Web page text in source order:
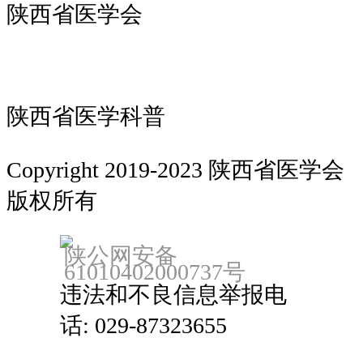
陕西省医学会
陕西省医学科普
Copyright 2019-2023 陕西省医学会
版权所有
陕公网安备
61010402000737号
违法和不良信息举报电
话: 029-87323655